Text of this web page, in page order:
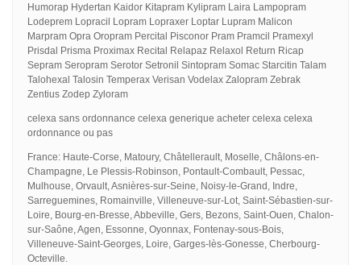
Humorap Hydertan Kaidor Kitapram Kylipram Laira Lampopram
Lodeprem Lopracil Lopram Lopraxer Loptar Lupram Malicon
Marpram Opra Oropram Percital Pisconor Pram Pramcil Pramexyl
Prisdal Prisma Proximax Recital Relapaz Relaxol Return Ricap
Sepram Seropram Serotor Setronil Sintopram Somac Starcitin Talam
Talohexal Talosin Temperax Verisan Vodelax Zalopram Zebrak
Zentius Zodep Zyloram
celexa sans ordonnance celexa generique acheter celexa celexa
ordonnance ou pas
France: Haute-Corse, Matoury, Châtellerault, Moselle, Châlons-en-
Champagne, Le Plessis-Robinson, Pontault-Combault, Pessac,
Mulhouse, Orvault, Asnières-sur-Seine, Noisy-le-Grand, Indre,
Sarreguemines, Romainville, Villeneuve-sur-Lot, Saint-Sébastien-sur-
Loire, Bourg-en-Bresse, Abbeville, Gers, Bezons, Saint-Ouen, Chalon-
sur-Saône, Agen, Essonne, Oyonnax, Fontenay-sous-Bois,
Villeneuve-Saint-Georges, Loire, Garges-lès-Gonesse, Cherbourg-
Octeville.